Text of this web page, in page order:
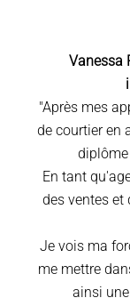
Vanessa
"Après mes
de courtier en
En tant
des ventes et
Je vois ma
me mettre
ainsi